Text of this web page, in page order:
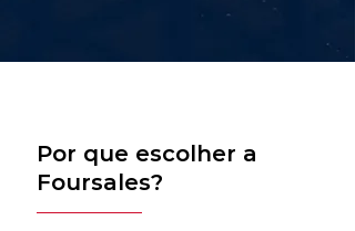
Por que escolher a
Foursales?